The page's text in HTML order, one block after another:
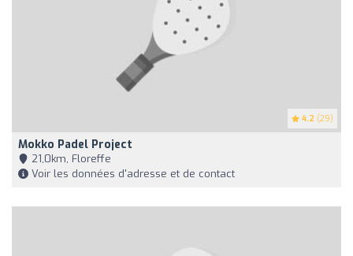
4.2 (29)
Mokko Padel Project
21,0km, Floreffe
Voir les données d'adresse et de contact